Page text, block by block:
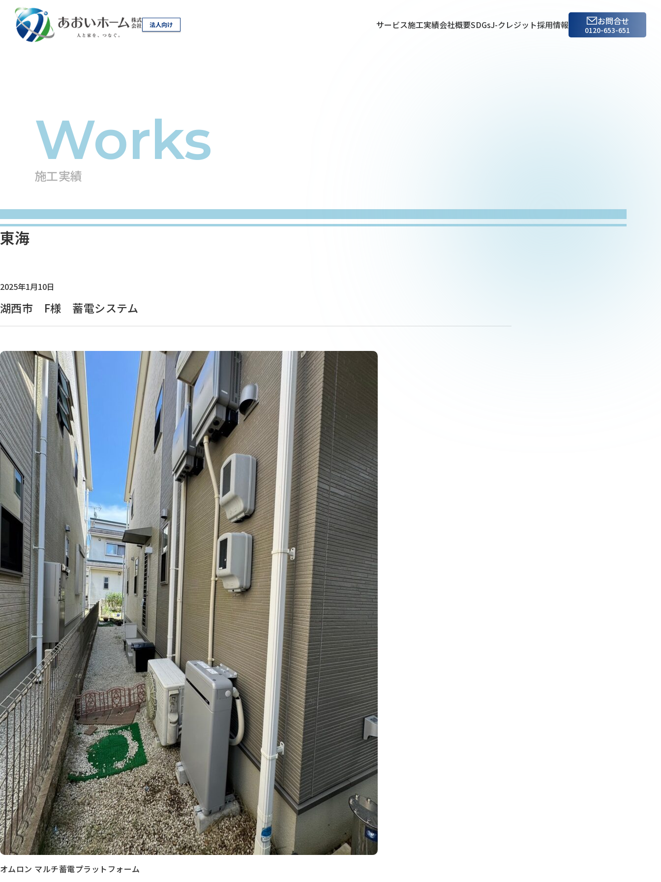
法人向け サービス施工実績会社概要SDGsJ-クレジット採用情報 お問合せ
0120-653-651
施工実績
東海
2025年1月10日
湖西市 F様 蓄電システム
オムロン マルチ蓄電プラットフォーム